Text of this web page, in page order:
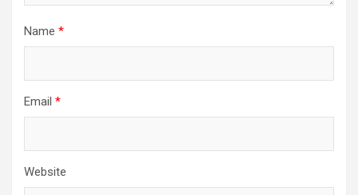
Name *
Email *
Website